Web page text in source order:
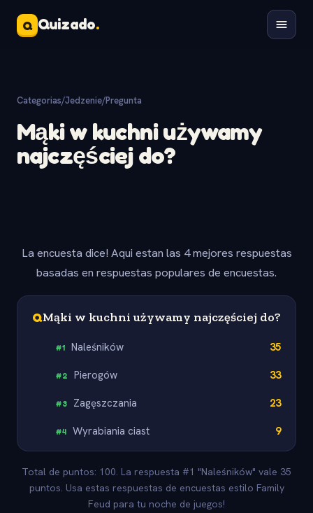
Q Quizado.
Categorias/Jedzenie/Pregunta
Mąki w kuchni używamy
najczęściej do?
La encuesta dice! Aqui estan las 4 mejores respuestas
basadas en respuestas populares de encuestas.
QMąki w kuchni używamy najczęściej do?
#1 Naleśników 35
#2 Pierogów 33
#3 Zagęszczania 23
#4 Wyrabiania ciast 9
Total de puntos: 100. La respuesta #1 "Naleśników" vale 35
puntos. Usa estas respuestas de encuestas estilo Family
Feud para tu noche de juegos!